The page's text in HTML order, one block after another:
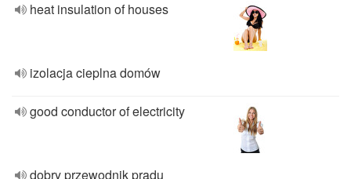
heat insulation of houses
izolacja cieplna domów
good conductor of electricity
dobry przewodnik prądu